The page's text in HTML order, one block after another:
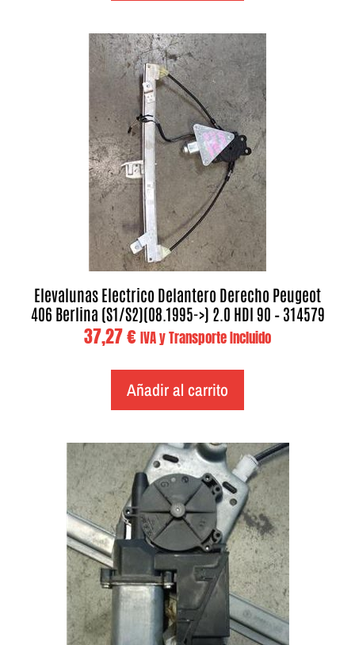
Elevalunas Electrico Delantero Derecho Peugeot
406 Berlina (S1/S2)(08.1995->) 2.0 HDI 90 – 314579
37,27€ IVA y Transporte Incluido
Añadir al carrito